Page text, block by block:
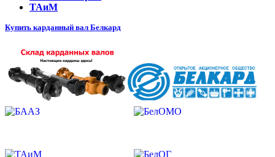
ТАиМ
Купить карданный вал Белкард